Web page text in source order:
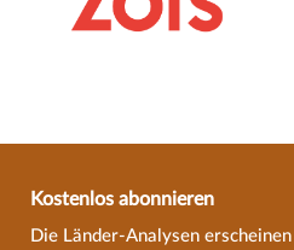
Kostenlos abonnieren
Die Länder-Analysen